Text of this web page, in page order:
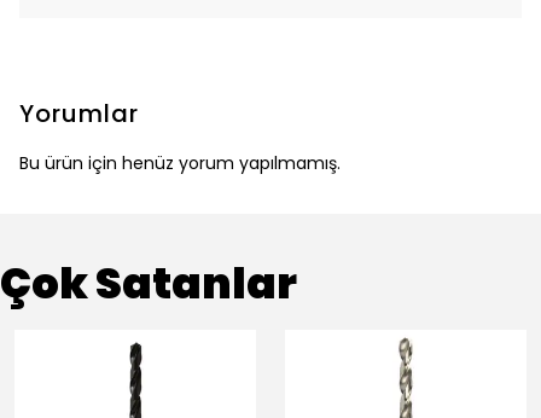
Yorumlar
Bu ürün için henüz yorum yapılmamış.
Çok Satanlar